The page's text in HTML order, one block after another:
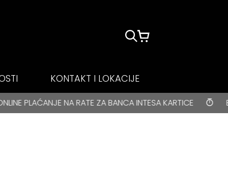
KONTAKT I LOKACIJE
ZA BANCA INTESA KARTICE BESPLATNA